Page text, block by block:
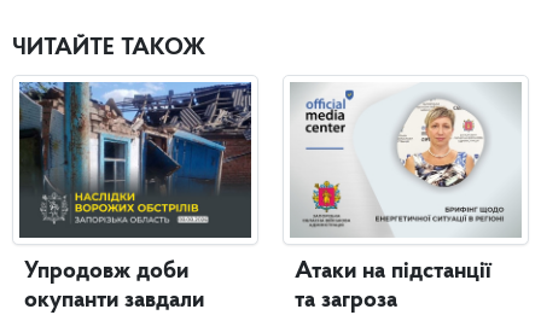
ЧИТАЙТЕ ТАКОЖ
Упродовж доби
окупанти завдали
Атаки на підстанції
та загроза